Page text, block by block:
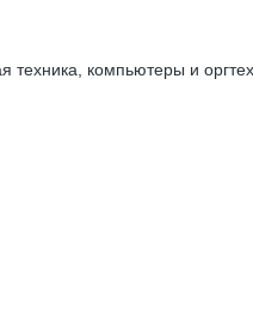
техника, компьютеры и